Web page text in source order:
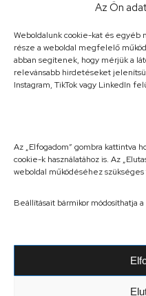
Az Ön
Weboldalunk cookie-kat és egyéb
része a weboldal megfelelő
abban segítenek, hogy mérjük a
relevánsabb hirdetéseket
Instagram, TikTok vagy LinkedIn
Az „Elfogadom” gombra kattintva
cookie-k használatához is. Az
weboldal működéséhez
Beállításait bármikor módosíthatja
Lakatosüzemi szolgáltatások
Fűzfa és Társa Kft.
9200 Mosonmagyaróvár, Juhar
Elérhetőség
Szombat: előre egyeztett
Általános Szerződési
2026 © Fűzfa és